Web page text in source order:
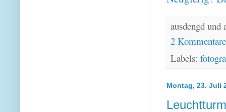
ausdengd
2
Labels:
Montag, 23. Juli
Leuchtturm